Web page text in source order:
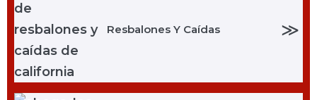
Resbalones Y Caídas ≫